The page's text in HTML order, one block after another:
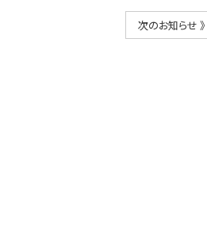
次のお知らせ 》